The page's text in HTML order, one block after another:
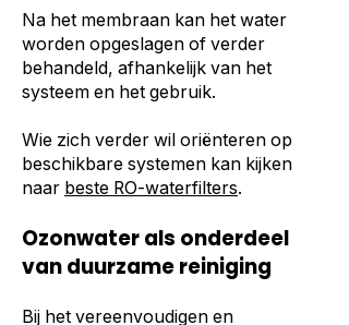
Na het membraan kan het water
worden opgeslagen of verder
behandeld, afhankelijk van het
systeem en het gebruik.
Wie zich verder wil oriënteren op
beschikbare systemen kan kijken
naar beste RO-waterfilters.
Ozonwater als onderdeel
van duurzame reiniging
Bij het vereenvoudigen en